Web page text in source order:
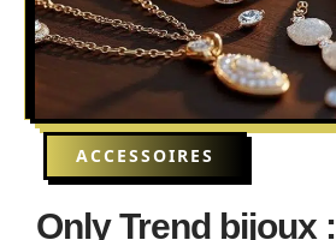
ACCESSOIRES
Only Trend bijoux :